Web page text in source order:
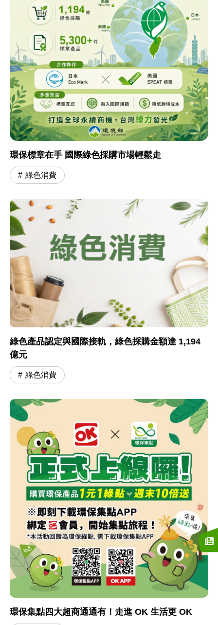
環保標章在手 國際綠色採購市場輕鬆走
綠色消費
綠色產品認定與國際接軌，綠色採購金額達 1,194
億元
綠色消費
環保集點四大超商通通有！走進 OK 生活更 OK